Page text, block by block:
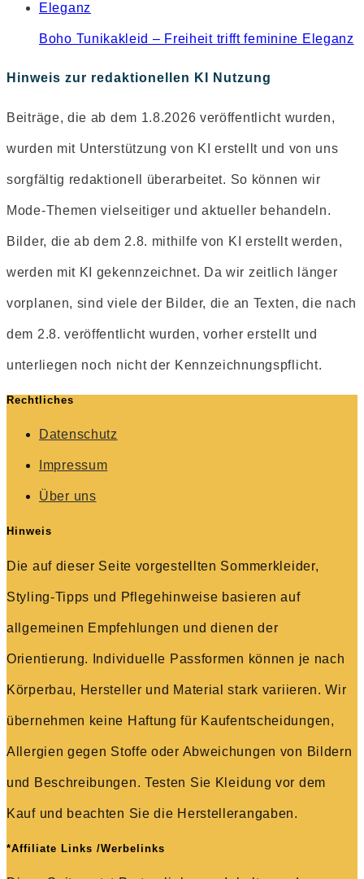
Boho Tunikakleid – Freiheit trifft feminine Eleganz
Hinweis zur redaktionellen KI Nutzung
Beiträge, die ab dem 1.8.2026 veröffentlicht wurden,
wurden mit Unterstützung von KI erstellt und von uns
sorgfältig redaktionell überarbeitet. So können wir
Mode-Themen vielseitiger und aktueller behandeln.
Bilder, die ab dem 2.8. mithilfe von KI erstellt werden,
werden mit KI gekennzeichnet. Da wir zeitlich länger
vorplanen, sind viele der Bilder, die an Texten, die nach
dem 2.8. veröffentlicht wurden, vorher erstellt und
unterliegen noch nicht der Kennzeichnungspflicht.
Rechtliches
Datenschutz
Impressum
Über uns
Hinweis
Die auf dieser Seite vorgestellten Sommerkleider,
Styling-Tipps und Pflegehinweise basieren auf
allgemeinen Empfehlungen und dienen der
Orientierung. Individuelle Passformen können je nach
Körperbau, Hersteller und Material stark variieren. Wir
übernehmen keine Haftung für Kaufentscheidungen,
Allergien gegen Stoffe oder Abweichungen von Bildern
und Beschreibungen. Testen Sie Kleidung vor dem
Kauf und beachten Sie die Herstellerangaben.
*Affiliate Links /Werbelinks